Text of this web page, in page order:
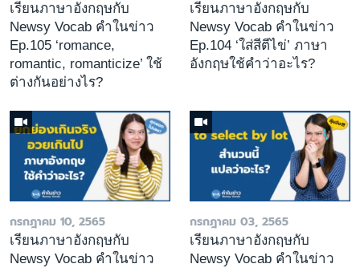
เรียนภาษาอังกฤษกับ
Newsy Vocab คำในข่าว
Ep.105 ‘romance,
romantic, romanticize’ ใช้
ต่างกันอย่างไร?
เรียนภาษาอังกฤษกับ
Newsy Vocab คำในข่าว
Ep.104 ‘ใส่สีตีไข่’ ภาษา
อังกฤษใช้คำว่าอะไร?
กรกฎาคม 10, 2565
เรียนภาษาอังกฤษกับ
Newsy Vocab คำในข่าว
กรกฎาคม 03, 2565
เรียนภาษาอังกฤษกับ
Newsy Vocab คำในข่าว